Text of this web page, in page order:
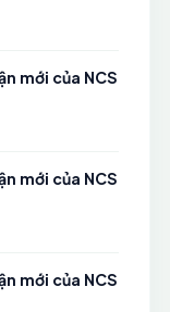
mới của NCS
mới của NCS
mới của NCS